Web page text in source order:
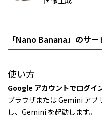
「Nano Banana」のサ
使い方
Google アカウントでログイ
ブラウザまたは Gemini アプ
し、Gemini を起動します。